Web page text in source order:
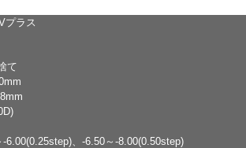
プラス
て
6.00(0.25step)、-6.50～-8.00(0.50step)